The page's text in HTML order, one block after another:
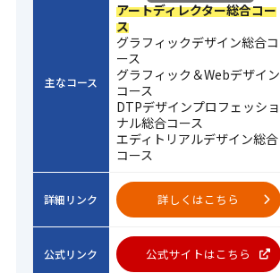
主なコース
アートディレクター総合コー
ス
グラフィックデザイン総合コ
ース
グラフィック＆Webデザイン
コース
DTPデザインプロフェッショ
ナル総合コース
エディトリアルデザイン総合
コース
詳細リンク 詳しくはこちら
公式リンク 公式サイトはこちら